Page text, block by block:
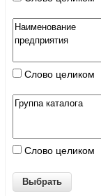
Слово целиком
Слово целиком